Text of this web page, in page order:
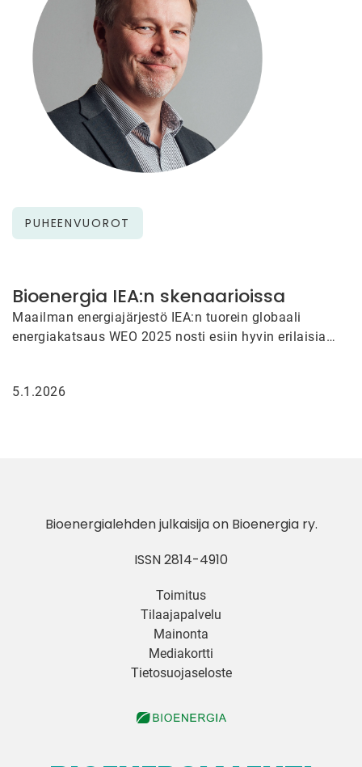
PUHEENVUOROT
Bioenergia IEA:n skenaarioissa
Maailman energiajärjestö IEA:n tuorein globaali
energiakatsaus WEO 2025 nosti esiin hyvin erilaisia
5.1.2026
Bioenergialehden julkaisija on Bioenergia ry.
ISSN 2814-4910
Toimitus
Tilaajapalvelu
Mainonta
Mediakortti
Tietosuojaseloste